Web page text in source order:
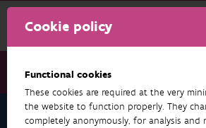
Cookie policy
Functional cookies
These cookies are required at the very
the website to function properly. They
completely anonymously, for analysis and
Vliegend hert